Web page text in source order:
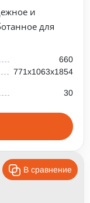
и
для
660
771х1063х1854
30
В сравнение